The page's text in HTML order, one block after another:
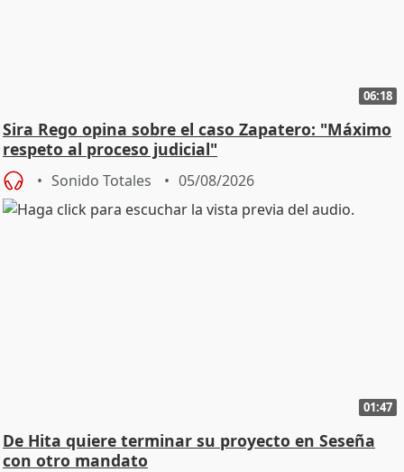
06:18
Sira Rego opina sobre el caso Zapatero: "Máximo
respeto al proceso judicial"
Sonido Totales 05/08/2026
01:47
De Hita quiere terminar su proyecto en Seseña
con otro mandato